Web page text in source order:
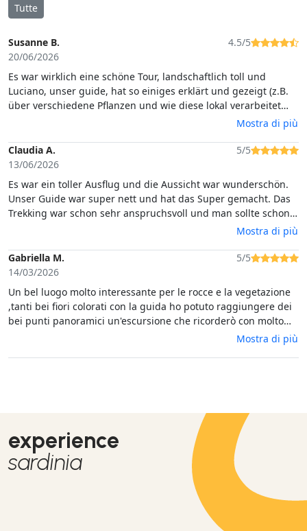
Tutte
Susanne B.
20/06/2026
4.5/5
Es war wirklich eine schöne Tour, landschaftlich toll und
Luciano, unser guide, hat so einiges erklärt und gezeigt (z.B.
über verschiedene Pflanzen und wie diese lokal verarbeitet
werden). Die Tour war ursprünglich für 6 Stunden angesetzt,
ging dann aber nur 4 Stunden - insbesondere, weil es außer
uns beiden keine weiteren Teilnehmenden gab und weil es
doch recht heiß war, so dass für uns 4 Stunden absolut
durchaus hilfreich.
Mostra di più
Claudia A.
13/06/2026
5/5
Es war ein toller Ausflug und die Aussicht war wunderschön.
Unser Guide war super nett und hat das Super gemacht. Das
Trekking war schon sehr anspruchsvoll und man sollte schon
gewöhnt sein in der Hitze zu laufen und Fit sein. Wir können
Strapazen sehr gelohnt.
Mostra di più
Gabriella M.
14/03/2026
5/5
Un bel luogo molto interessante per le rocce e la vegetazione
,tanti bei fiori colorati con la guida ho potuto raggiungere dei
bei punti panoramici un'escursione che ricorderò con molto
Mostra di più
experience
sardinia